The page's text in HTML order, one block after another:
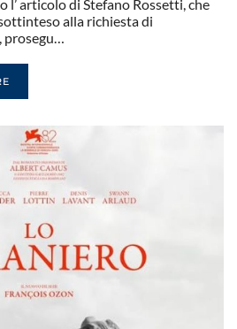
l’ articolo di Stefano Rossetti, che
alla richiesta di
prosegu…